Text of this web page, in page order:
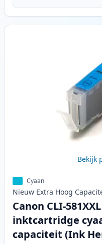
Bekijk
Cyaan
Nieuw Extra Hoog
Canon CLI-
inktcartridge
capaciteit (Ink